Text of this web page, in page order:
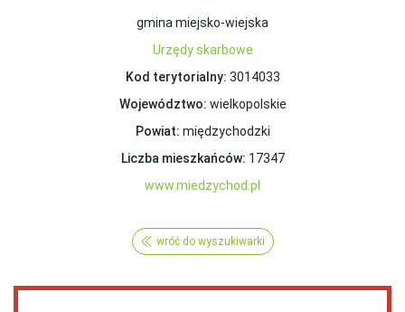
gmina miejsko-wiejska
Urzędy skarbowe
Kod terytorialny: 3014033
Województwo: wielkopolskie
Powiat: międzychodzki
Liczba mieszkańców: 17347
www.miedzychod.pl
wróć do wyszukiwarki